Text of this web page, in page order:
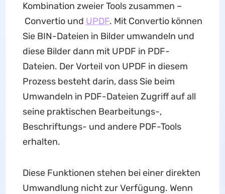
Kombination zweier Tools zusammen –
Convertio und UPDF. Mit Convertio können
Sie BIN-Dateien in Bilder umwandeln und
diese Bilder dann mit UPDF in PDF-
Dateien. Der Vorteil von UPDF in diesem
Prozess besteht darin, dass Sie beim
Umwandeln in PDF-Dateien Zugriff auf all
seine praktischen Bearbeitungs-,
Beschriftungs- und andere PDF-Tools
erhalten.
Diese Funktionen stehen bei einer direkten
Umwandlung nicht zur Verfügung. Wenn